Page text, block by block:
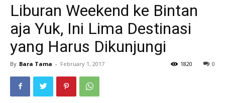
Liburan Weekend ke Bintan
aja Yuk, Ini Lima Destinasi
yang Harus Dikunjungi
By Bara Tama - February 1, 2017 0
1820